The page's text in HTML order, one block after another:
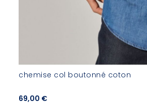
chemise col boutonné coton
69,00 €